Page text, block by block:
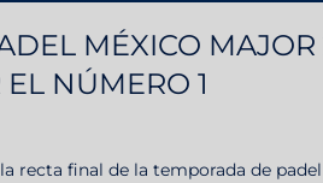
MÉXICO
NÚMERO 1
recta final de la temporada de